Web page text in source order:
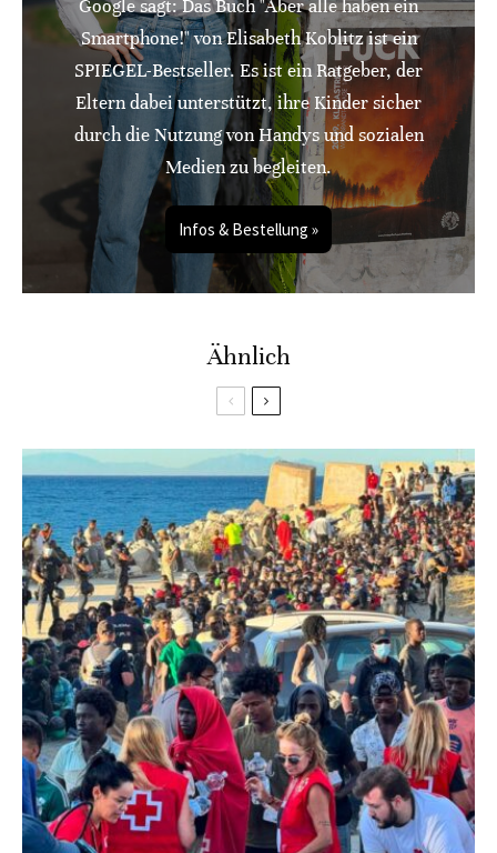
Google sagt: Das Buch "Aber alle haben ein
Smartphone!" von Elisabeth Koblitz ist ein
SPIEGEL-Bestseller. Es ist ein Ratgeber, der
Eltern dabei unterstützt, ihre Kinder sicher
durch die Nutzung von Handys und sozialen
Medien zu begleiten.
Infos & Bestellung »
Ähnlich